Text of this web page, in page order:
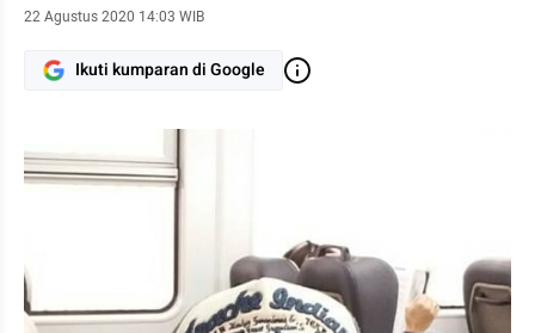
22 Agustus 2020 14:03 WIB
Ikuti kumparan di Google